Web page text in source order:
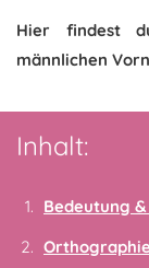
Hier findest
männlichen
Inhalt:
Bedeutung
Orthographie